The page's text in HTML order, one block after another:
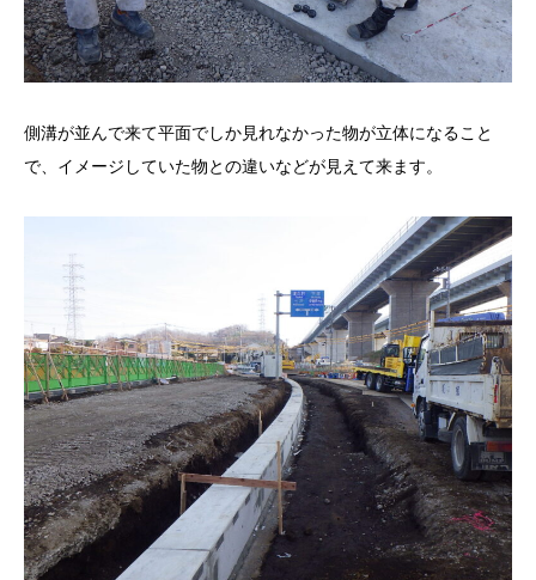
側溝が並んで来て平面でしか見れなかった物が立体になること
で、イメージしていた物との違いなどが見えて来ます。